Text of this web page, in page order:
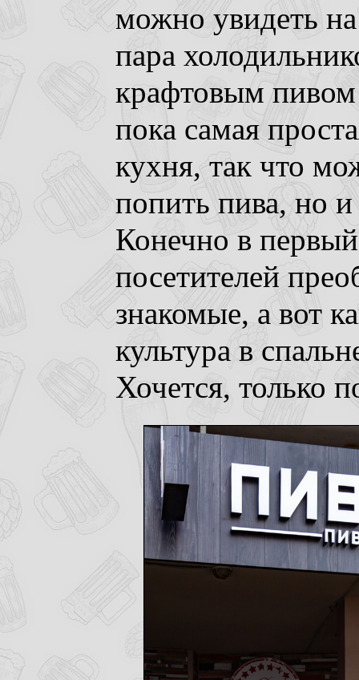
можно увидеть
пара
крафтовым
пока самая
кухня, так что
попить пива, но
Конечно в
посетителей
знакомые, а вот
культура в
Хочется, только